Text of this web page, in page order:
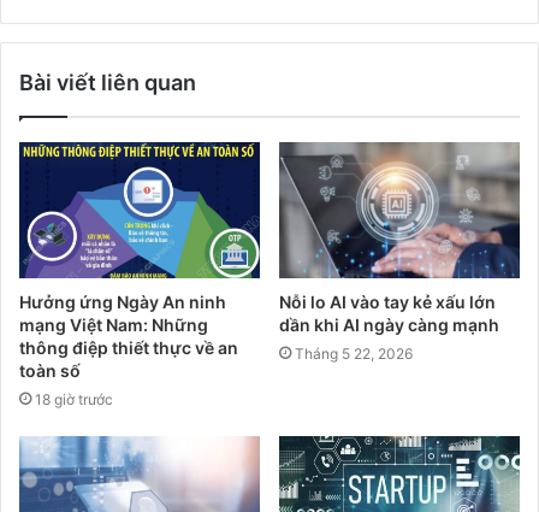
Bài viết liên quan
Hưởng ứng Ngày An ninh
mạng Việt Nam: Những
thông điệp thiết thực về an
toàn số
18 giờ trước
Nỗi lo AI vào tay kẻ xấu lớn
dần khi AI ngày càng mạnh
Tháng 5 22, 2026